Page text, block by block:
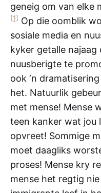
geneig om van elke
[1] Op die oomblik
sosiale media en
kyker getalle najaag
nuusberigte te
ook ‘n
het. Natuurlik
met mense! Mense
teen kanker wat jou
opvreet! Sommige
moet daagliks
proses! Mense kry
mense het regtig